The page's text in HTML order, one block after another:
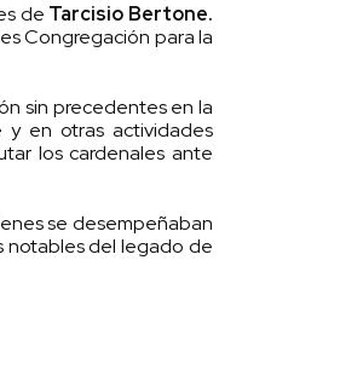
de Tarcisio Bertone.
Congregación para la
sin precedentes en la
en otras actividades
los cardenales ante
se desempeñaban
notables del legado de